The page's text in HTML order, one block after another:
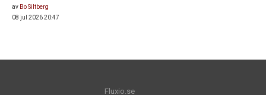
av Bo Siltberg
08 jul 2026 20:47
Fluxio.se